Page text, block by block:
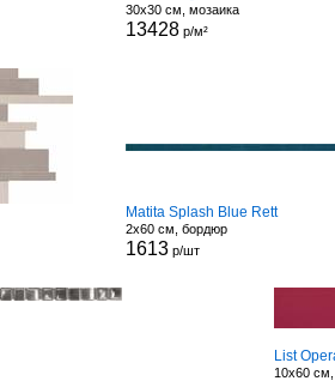
30x30 см, мозаика
13428р/м²
Matita Splash Blue Rett
2x60 см, бордюр
1613р/шт
List
10x60